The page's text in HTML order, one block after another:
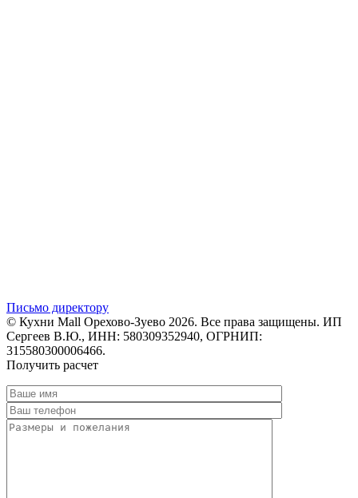
Письмо директору
© Кухни Mall Орехово-Зуево 2026. Все права защищены. ИП
Сергеев В.Ю., ИНН: 580309352940, ОГРНИП:
315580300006466.
Получить расчет